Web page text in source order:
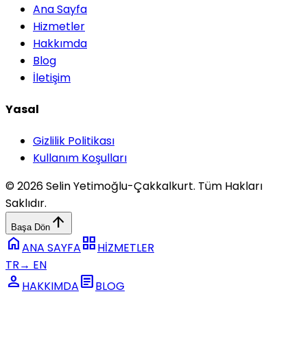
Ana Sayfa
Hizmetler
Hakkımda
Blog
İletişim
Yasal
Gizlilik Politikası
Kullanım Koşulları
© 2026 Selin Yetimoğlu-Çakkalkurt. Tüm Hakları
Saklıdır.
Başa Dön arrow_upward
homeANA SAYFAgrid_viewHİZMETLER
TR→ EN
person HAKKIMDAarticleBLOG